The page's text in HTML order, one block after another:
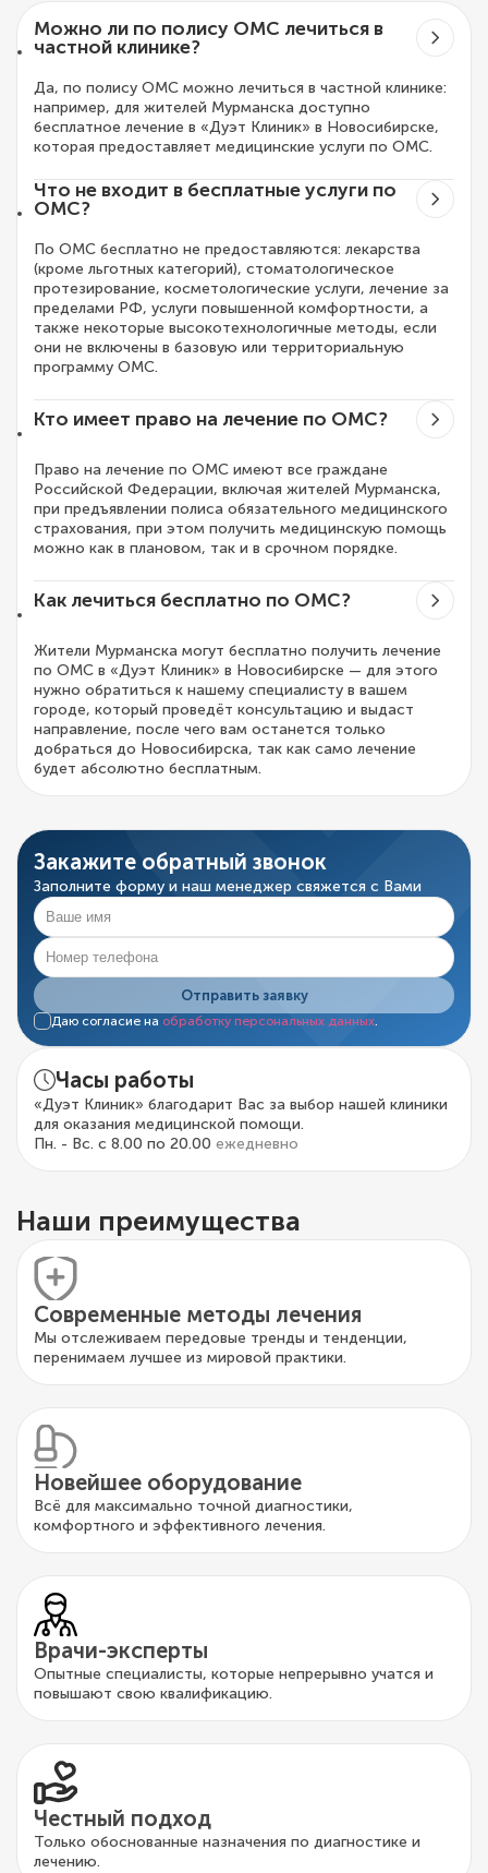
Можно ли по полису ОМС лечиться в
частной клинике?
Да, по полису ОМС можно лечиться в частной клинике:
например, для жителей Мурманска доступно
бесплатное лечение в «Дуэт Клиник» в Новосибирске,
которая предоставляет медицинские услуги по ОМС.
Что не входит в бесплатные услуги по
ОМС?
По ОМС бесплатно не предоставляются: лекарства
(кроме льготных категорий), стоматологическое
протезирование, косметологические услуги, лечение за
пределами РФ, услуги повышенной комфортности, а
также некоторые высокотехнологичные методы, если
они не включены в базовую или территориальную
программу ОМС.
Кто имеет право на лечение по ОМС?
Право на лечение по ОМС имеют все граждане
Российской Федерации, включая жителей Мурманска,
при предъявлении полиса обязательного медицинского
страхования, при этом получить медицинскую помощь
можно как в плановом, так и в срочном порядке.
Как лечиться бесплатно по ОМС?
Жители Мурманска могут бесплатно получить лечение
по ОМС в «Дуэт Клиник» в Новосибирске — для этого
нужно обратиться к нашему специалисту в вашем
городе, который проведёт консультацию и выдаст
направление, после чего вам останется только
добраться до Новосибирска, так как само лечение
будет абсолютно бесплатным.
Закажите обратный звонок
Заполните форму и наш менеджер свяжется с Вами
Отправить заявку
Даю согласие на обработку персональных данных.
Часы работы
«Дуэт Клиник» благодарит Вас за выбор нашей клиники
для оказания медицинской помощи.
Пн. - Вс. с 8.00 по 20.00 ежедневно
Наши преимущества
Современные методы лечения
Мы отслеживаем передовые тренды и тенденции,
перенимаем лучшее из мировой практики.
Новейшее оборудование
Всё для максимально точной диагностики,
комфортного и эффективного лечения.
Врачи-эксперты
Опытные специалисты, которые непрерывно учатся и
повышают свою квалификацию.
Честный подход
Только обоснованные назначения по диагностике и
лечению.